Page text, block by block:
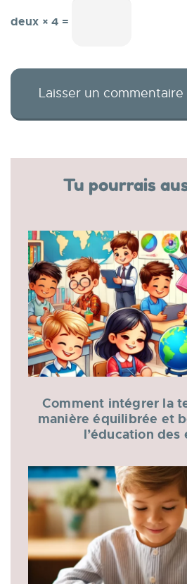
deux × 4 =
Tu pourrais
Comment intégrer la
manière équilibrée et
l’éducation des